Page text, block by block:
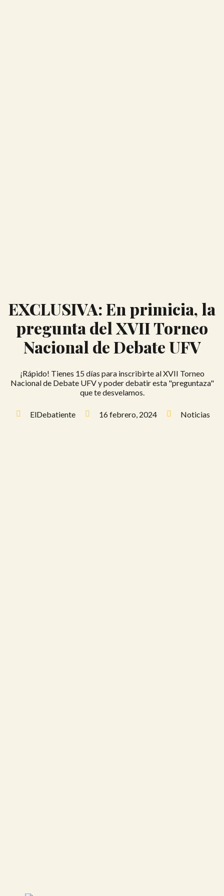
EXCLUSIVA: En primicia, la
pregunta del XVII Torneo
Nacional de Debate UFV
¡Rápido! Tienes 15 días para inscribirte al XVII Torneo
Nacional de Debate UFV y poder debatir esta "preguntaza"
que te desvelamos.
ElDebatiente 16 febrero, 2024 Noticias